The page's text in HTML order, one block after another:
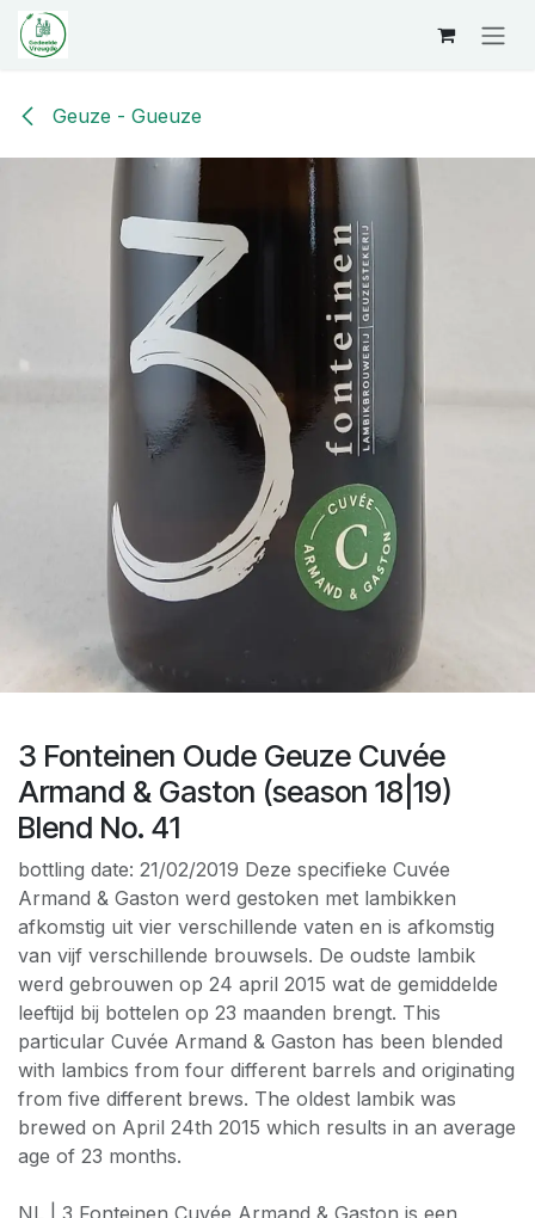
Overslaan naar inhoud
Geuze - Gueuze
3 Fonteinen Oude Geuze Cuvée
Armand & Gaston (season 18|19)
Blend No. 41
bottling date: 21/02/2019 Deze specifieke Cuvée
Armand & Gaston werd gestoken met lambikken
afkomstig uit vier verschillende vaten en is afkomstig
van vijf verschillende brouwsels. De oudste lambik
werd gebrouwen op 24 april 2015 wat de gemiddelde
leeftijd bij bottelen op 23 maanden brengt. This
particular Cuvée Armand & Gaston has been blended
with lambics from four different barrels and originating
from five different brews. The oldest lambik was
brewed on April 24th 2015 which results in an average
age of 23 months.
NL | 3 Fonteinen Cuvée Armand & Gaston is een